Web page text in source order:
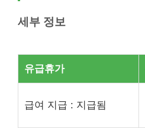
세부 정보
유급휴가
급여 지급 : 지급됨